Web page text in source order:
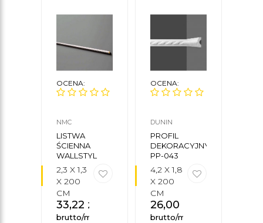
OCENA:
NMC
LISTWA
ŚCIENNA
WALLSTYL
SP3 NMC
2,3 X 1,3
X 200
CM
33,22 zł
brutto/mb
OCENA:
DUNIN
PROFIL
DEKORACYJNY
PP-043
4,2 X 1,8
X 200
CM
26,00
brutto/mb